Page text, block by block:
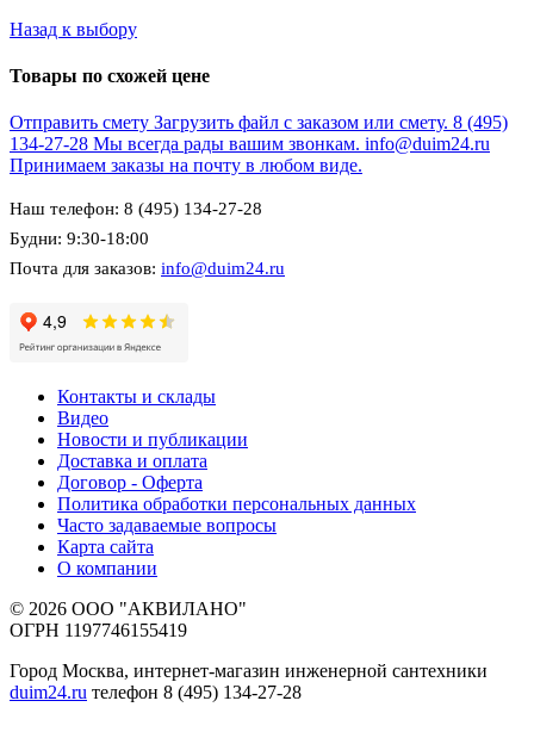
Назад к выбору
Товары по схожей цене
Отправить смету Загрузить файл с заказом или смету. 8 (495)
134-27-28 Мы всегда рады вашим звонкам. info@duim24.ru
Принимаем заказы на почту в любом виде.
Наш телефон: 8 (495) 134-27-28
Будни: 9:30-18:00
Почта для заказов: info@duim24.ru
Контакты и склады
Видео
Новости и публикации
Доставка и оплата
Договор - Оферта
Политика обработки персональных данных
Часто задаваемые вопросы
Карта сайта
О компании
© 2026 ООО "АКВИЛАНО"
ОГРН 1197746155419
Город Москва, интернет-магазин инженерной сантехники
duim24.ru телефон 8 (495) 134-27-28